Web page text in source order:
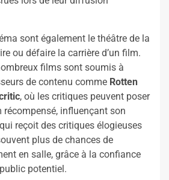
sont également le théâtre de la
ou défaire la carrière d’un film.
films sont soumis à
de contenu comme Rotten
, où les critiques peuvent poser
récompensé, influençant son
reçoit des critiques élogieuses
plus de chances de
en salle, grâce à la confiance
potentiel.